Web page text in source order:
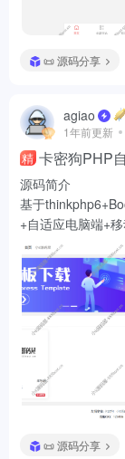
📜 源码分享
agiao
1年前更新
精 卡密狗PHP
源码简介
基于
+自适应电脑端+
📜 源码分享